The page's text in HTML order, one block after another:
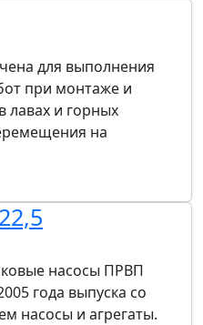
для выполнения
при монтаже и
лавах и горных
на
насосы ПРВП
года выпуска со
насосы и агрегаты.